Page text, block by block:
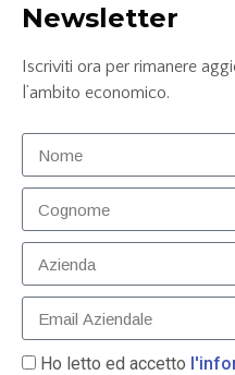
Feltri: “Salario
sanno solo
26
Newsletter
Iscriviti ora per rimanere
l’ambito economico.
Ho letto ed accetto